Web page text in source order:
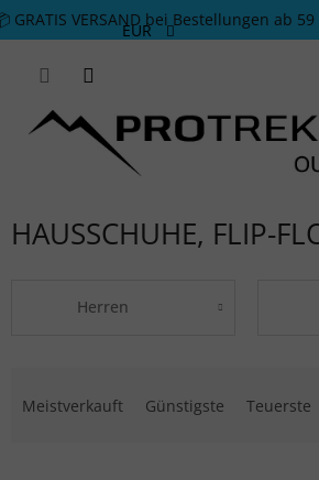
Zum Inhalt springen
GRATIS VERSAND bei Bestellungen ab 59
EUR
HAUSSCHUHE, FLIP-
Herren
Meistverkauft Günstigste Teuerste